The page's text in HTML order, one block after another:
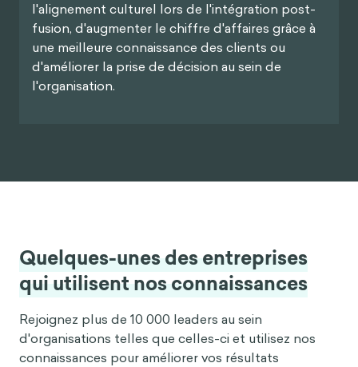
l'alignement culturel lors de l'intégration post-
fusion, d'augmenter le chiffre d'affaires grâce à
une meilleure connaissance des clients ou
d'améliorer la prise de décision au sein de
l'organisation.
Quelques-unes des entreprises
qui utilisent nos connaissances
Rejoignez plus de 10 000 leaders au sein
d'organisations telles que celles-ci et utilisez nos
connaissances pour améliorer vos résultats